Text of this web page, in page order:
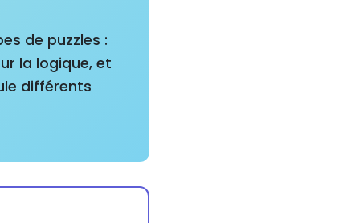
de puzzles :
la logique, et
différents